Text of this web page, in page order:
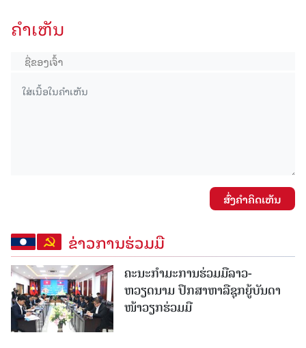
ຄໍາເຫັນ
ສົ່ງຄໍາຄິດເຫັນ
ຂ່າວການຮ່ວມມື
ຄະນະກໍາມະການຮ່ວມມືລາວ-
ຫວຽດນາມ ປຶກສາຫາລືຊຸກຍູ້ບັນດາ
ໜ້າວຽກຮ່ວມມື